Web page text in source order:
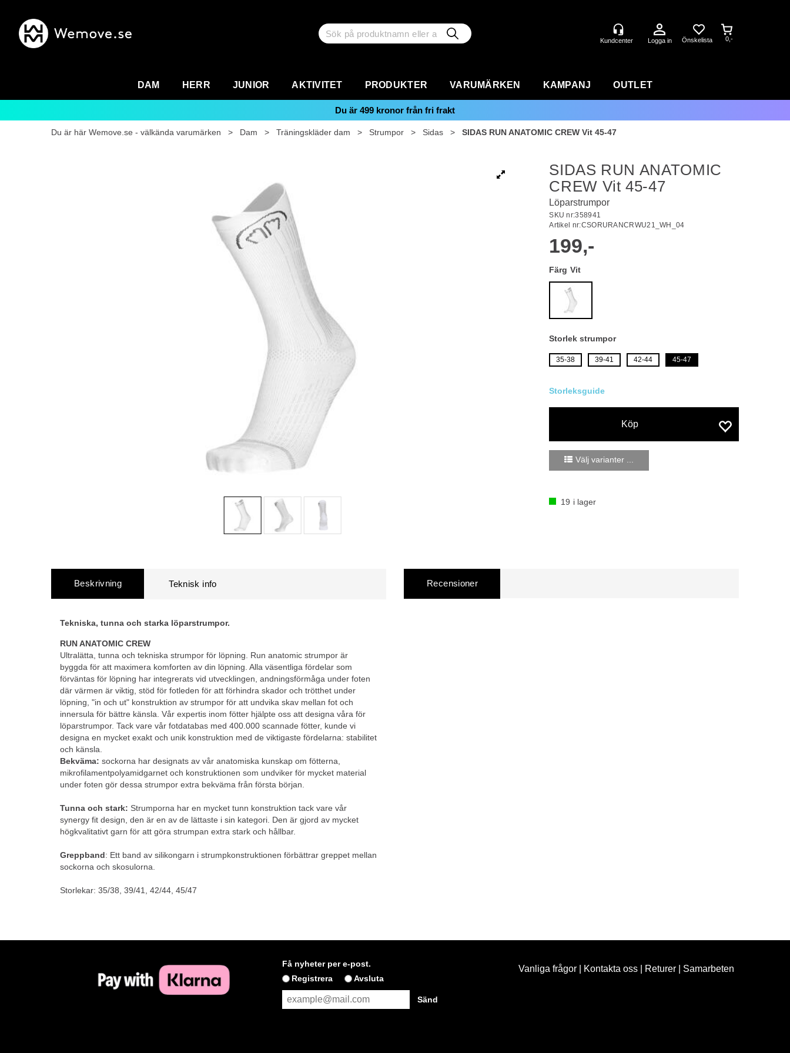
Logga in 0,-
DAM HERR JUNIOR AKTIVITET PRODUKTER VARUMÄRKEN KAMPANJ OUTLET
Du är 499 kronor från fri frakt
Du är här Wemove.se - välkända varumärken > Dam > Träningskläder dam > Strumpor > Sidas > SIDAS RUN ANATOMIC CREW Vit 45-47
SIDAS RUN ANATOMIC
CREW Vit 45-47
Löparstrumpor
SKU nr:358941
Artikel nr:CSORURANCRWU21_WH_04
199,-
Färg Vit
Storlek strumpor
35-38 39-41 42-44 45-47
Köp
Välj varianter ...
19 i lager
Beskrivning
Tekniska, tunna och starka löparstrumpor.
RUN ANATOMIC CREW
Ultralätta, tunna och tekniska strumpor för löpning. Run anatomic strumpor är
byggda för att maximera komforten av din löpning. Alla väsentliga fördelar som
förväntas för löpning har integrerats vid utvecklingen, andningsförmåga under foten
där värmen är viktig, stöd för fotleden för att förhindra skador och trötthet under
löpning, "in och ut" konstruktion av strumpor för att undvika skav mellan fot och
innersula för bättre känsla. Vår expertis inom fötter hjälpte oss att designa våra för
löparstrumpor. Tack vare vår fotdatabas med 400.000 scannade fötter, kunde vi
designa en mycket exakt och unik konstruktion med de viktigaste fördelarna: stabilitet
och känsla.
Bekväma: sockorna har designats av vår anatomiska kunskap om fötterna,
mikrofilamentpolyamidgarnet och konstruktionen som undviker för mycket material
under foten gör dessa strumpor extra bekväma från första början.
Tunna och stark: Strumporna har en mycket tunn konstruktion tack vare vår
synergy fit design, den är en av de lättaste i sin kategori. Den är gjord av mycket
högkvalitativt garn för att göra strumpan extra stark och hållbar.
Greppband: Ett band av silikongarn i strumpkonstruktionen förbättrar greppet mellan
sockorna och skosulorna.
Storlekar: 35/38, 39/41, 42/44, 45/47
Recensioner
Få nyheter per e-post.
Registrera
Avsluta
Vanliga frågor| Kontakta oss| Returer| Samarbeten